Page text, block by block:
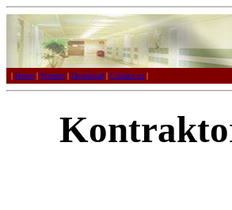
| Home | Product | Download | Contact us |